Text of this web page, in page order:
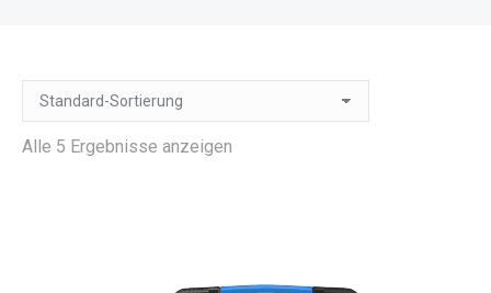
Alle 5 Ergebnisse anzeigen